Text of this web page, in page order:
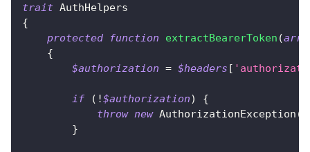
trait AuthHelpers
{
protected
function extractBearerToken (
{
$authorization = $headers [
if ( !$authorization)
{
throw new AuthorizationException (
}